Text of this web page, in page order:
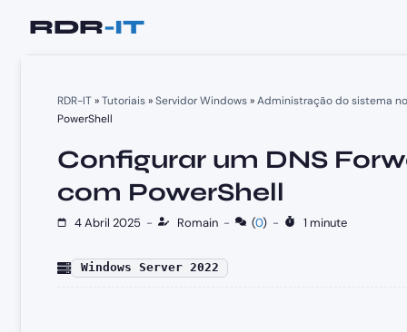
RDR-IT»Tutoriais»Servidor Windows»Administração do sistema
PowerShell
Configurar um DNS
com PowerShell
4 Abril 2025 - Romain - (0) - 1 minute
Windows Server 2022